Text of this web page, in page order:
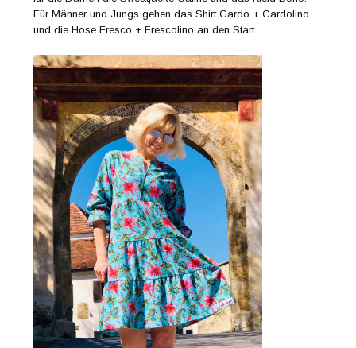
Für Männer und Jungs gehen das Shirt Gardo + Gardolino
und die Hose Fresco + Frescolino an den Start.